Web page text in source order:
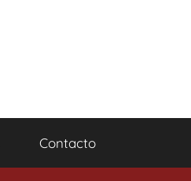
Contacto